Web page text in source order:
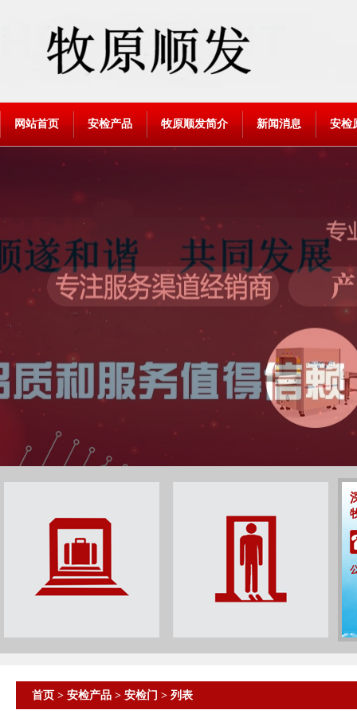
网站首页 安检产品 牧原顺发简介 新闻消息 安检
首页 > 安检产品 > 安检门 > 列表